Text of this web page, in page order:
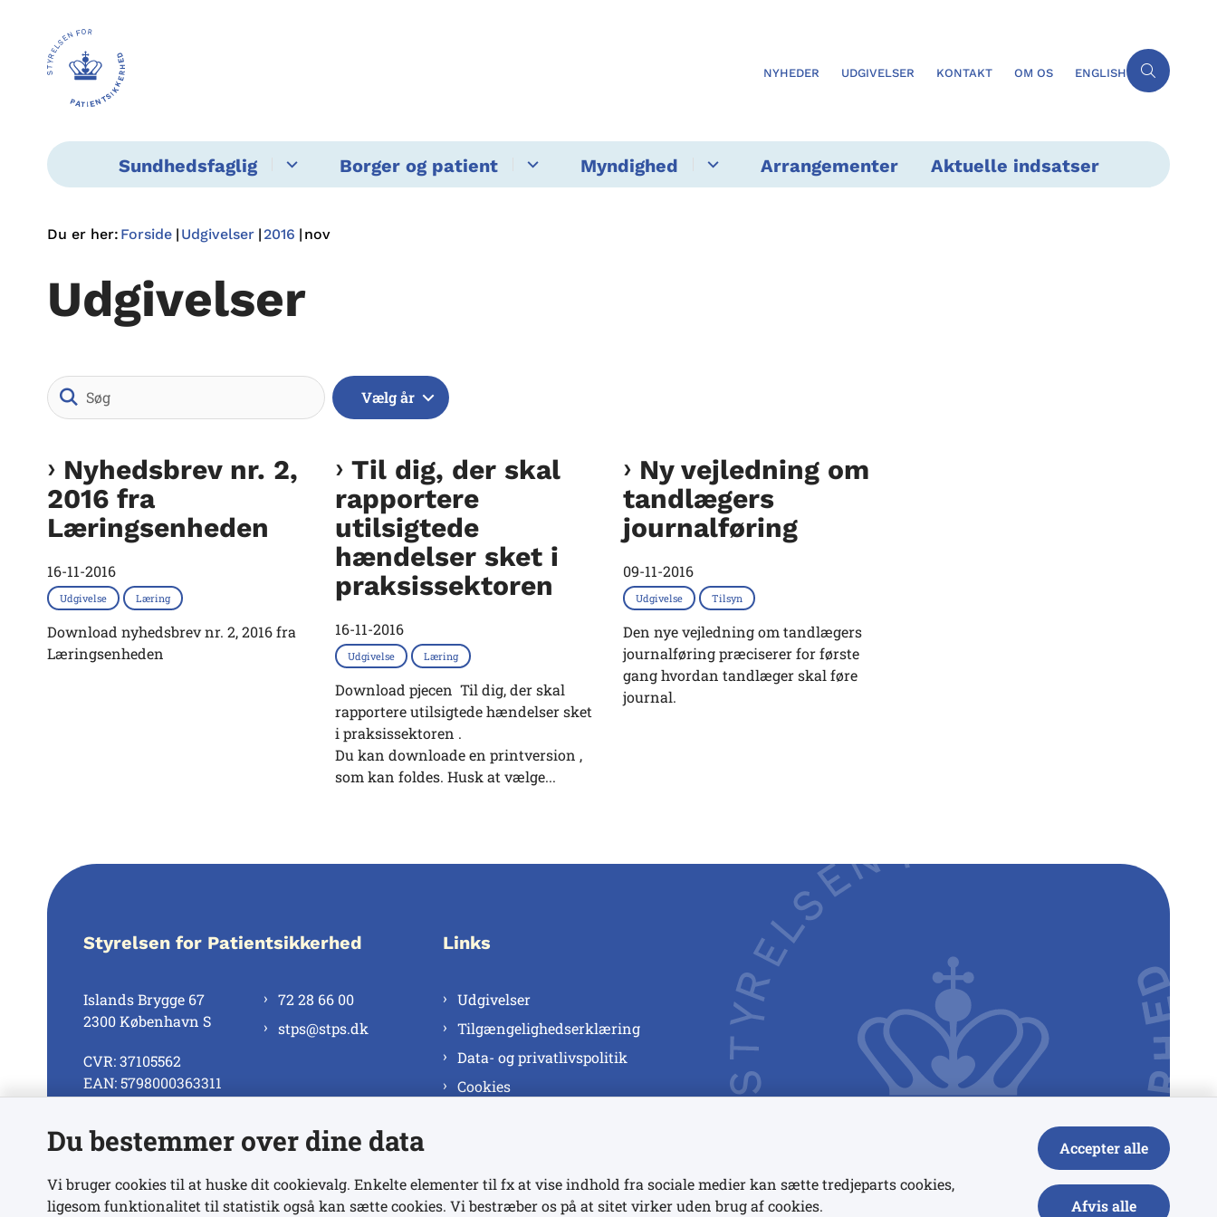
NYHEDER UDGIVELSER KONTAKT OM OS ENGLISH
Sundhedsfaglig Borger og patient Myndighed Arrangementer Aktuelle indsatser
Du er her: Forside Udgivelser 2016 nov
Udgivelser
Søg
Vælg år
Nyhedsbrev nr. 2,
2016 fra
Læringsenheden
16-11-2016
Udgivelse Læring
Download nyhedsbrev nr. 2, 2016 fra
Læringsenheden
Til dig, der skal
rapportere
utilsigtede
hændelser sket i
praksissektoren
16-11-2016
Udgivelse Læring
Download pjecen Til dig, der skal
rapportere utilsigtede hændelser sket
i praksissektoren .
Du kan downloade en printversion ,
som kan foldes. Husk at vælge...
Ny vejledning om
tandlægers
journalføring
09-11-2016
Udgivelse Tilsyn
Den nye vejledning om tandlægers
journalføring præciserer for første
gang hvordan tandlæger skal føre
journal.
Styrelsen for Patientsikkerhed
Islands Brygge 67
2300 København S
CVR: 37105562
EAN: 5798000363311
72 28 66 00
stps@stps.dk
Se alle kontaktnumre
Links
Udgivelser
Tilgængelighedserklæring
Data- og privatlivspolitik
Cookies
Du bestemmer over dine data
Vi bruger cookies til at huske dit cookievalg. Enkelte elementer til fx at vise indhold fra sociale medier kan sætte tredjeparts cookies,
ligesom funktionalitet til statistik også kan sætte cookies. Vi bestræber os på at sitet virker uden brug af cookies.
Accepter alle
Afvis alle